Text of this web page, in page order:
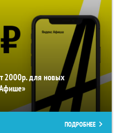
2000р. для новых
ПОДРОБНЕЕ